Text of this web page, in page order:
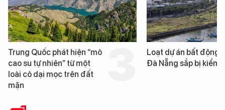
Trung Quốc phát hiện “mỏ
cao su tự nhiên” từ một
loài cỏ dại mọc trên đất
mặn
Loạt dự án bất động
Đà Nẵng sắp bị kiểm